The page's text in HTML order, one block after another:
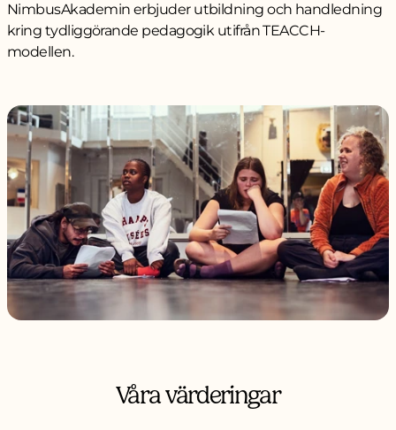
NimbusAkademin erbjuder utbildning och handledning
kring tydliggörande pedagogik utifrån TEACCH-
modellen.
Våra värderingar